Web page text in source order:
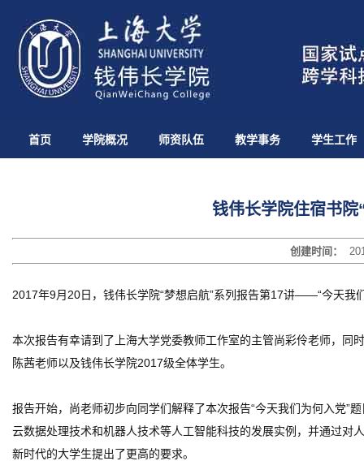
首页 学院概况 师资队伍 教学事务 学生工作
钱伟长学院住宿书院
创建时间：
2017年9月20日，钱伟长学院“梦想启航”系列报告第17讲——“今天我
本次报告有幸请到了上海大学党委教师工作室的主管尚彩伶老师，
陈茜老师以及钱伟长学院2017级全体学生。
报告开始，尚老师初步向同学们解释了本次报告“今天我们为何入党”
云数据处理技术和机器人技术等人工智能科技的发展实例，并通过对
新时代的大学生提出了更高的要求。